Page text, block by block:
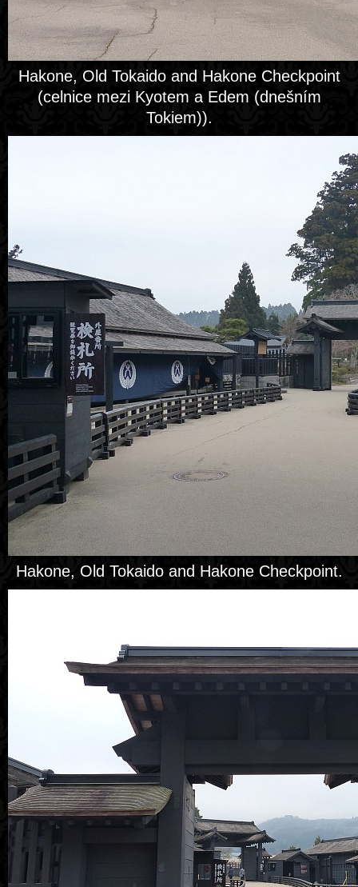
Hakone, Old Tokaido and Hakone Checkpoint
(celnice mezi Kyotem a Edem (dnešním
Tokiem)).
Hakone, Old Tokaido and Hakone Checkpoint.